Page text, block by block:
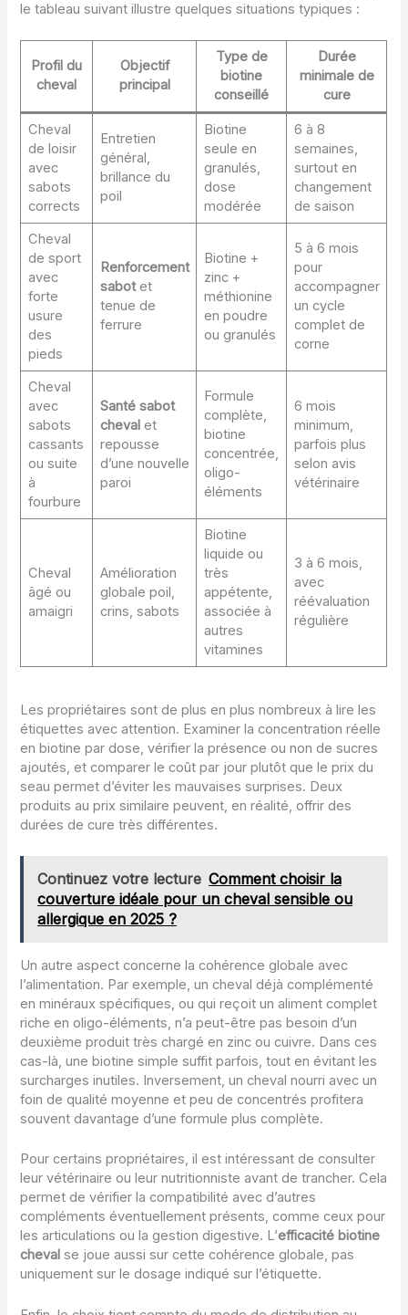
le tableau suivant illustre quelques situations typiques :
Profil du
cheval
Objectif
principal
Type de
biotine
conseillé
Durée
minimale de
cure
Cheval
de loisir
avec
sabots
corrects
Entretien
général,
brillance du
poil
Biotine
seule en
granulés,
dose
modérée
6 à 8
semaines,
surtout en
changement
de saison
Cheval
de sport
avec
forte
usure
des
pieds
Renforcement
sabotet
tenue de
ferrure
Biotine +
zinc +
méthionine
en poudre
ou granulés
5 à 6 mois
pour
accompagner
un cycle
complet de
corne
Cheval
avec
sabots
cassants
ou suite
à
fourbure
Santé sabot
cheval et
repousse
d’une nouvelle
paroi
Formule
complète,
biotine
concentrée,
oligo-
éléments
6 mois
minimum,
parfois plus
selon avis
vétérinaire
Cheval
âgé ou
amaigri
Amélioration
globale poil,
crins, sabots
Biotine
liquide ou
très
appétente,
associée à
autres
vitamines
3 à 6 mois,
avec
réévaluation
régulière
Les propriétaires sont de plus en plus nombreux à lire les
étiquettes avec attention. Examiner la concentration réelle
en biotine par dose, vérifier la présence ou non de sucres
ajoutés, et comparer le coût par jour plutôt que le prix du
seau permet d’éviter les mauvaises surprises. Deux
produits au prix similaire peuvent, en réalité, offrir des
durées de cure très différentes.
Continuez votre lecture Comment choisir la
couverture idéale pour un cheval sensible ou
allergique en 2025 ?
Un autre aspect concerne la cohérence globale avec
l’alimentation. Par exemple, un cheval déjà complémenté
en minéraux spécifiques, ou qui reçoit un aliment complet
riche en oligo-éléments, n’a peut-être pas besoin d’un
deuxième produit très chargé en zinc ou cuivre. Dans ces
cas-là, une biotine simple suffit parfois, tout en évitant les
surcharges inutiles. Inversement, un cheval nourri avec un
foin de qualité moyenne et peu de concentrés profitera
souvent davantage d’une formule plus complète.
Pour certains propriétaires, il est intéressant de consulter
leur vétérinaire ou leur nutritionniste avant de trancher. Cela
permet de vérifier la compatibilité avec d’autres
compléments éventuellement présents, comme ceux pour
les articulations ou la gestion digestive. L’efficacité biotine
cheval se joue aussi sur cette cohérence globale, pas
uniquement sur le dosage indiqué sur l’étiquette.